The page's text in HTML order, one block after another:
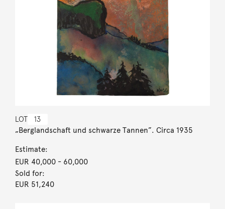
LOT 13
„Berglandschaft und schwarze Tannen”. Circa 1935
Estimate:
EUR 40,000- 60,000
Sold for:
EUR 51,240